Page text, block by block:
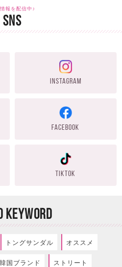
報を配信中♪
SNS
INSTAGRAM
FACEBOOK
TIKTOK
KEYWORD
トングサンダル オススメ
韓国ブランド ストリート